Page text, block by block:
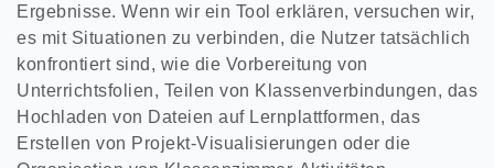
Ergebnisse. Wenn wir ein Tool erklären, versuchen wir,
es mit Situationen zu verbinden, die Nutzer tatsächlich
konfrontiert sind, wie die Vorbereitung von
Unterrichtsfolien, Teilen von Klassenverbindungen, das
Hochladen von Dateien auf Lernplattformen, das
Erstellen von Projekt-Visualisierungen oder die